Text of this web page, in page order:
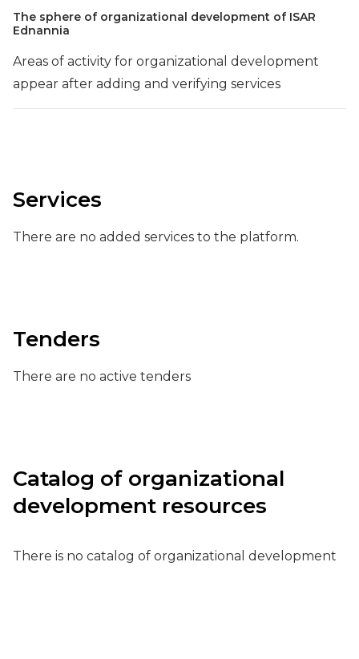
The sphere of organizational development of ISAR
Ednannia
Areas of activity for organizational development
appear after adding and verifying services
Services
There are no added services to the platform.
Tenders
There are no active tenders
Catalog of organizational
development resources
There is no catalog of organizational development